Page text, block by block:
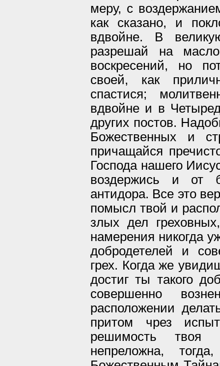
меру, с
как сказано, и
вдвойне. В
разрешай на
воскресений, но
своей, как
спастися;
вдвойне и в
других постов.
Божественных и
причащайся
Господа нашего
воздержись и от
антидора. Все это
помысл твой и
злых дел
намерения никогда
добродетелей и
грех. Когда же
достиг ты такого
совершенно
расположении
притом чрез
решимость твоя
непреложна,